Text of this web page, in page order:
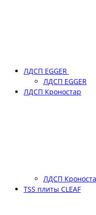
ЛДСП EGGER
ЛДСП EGGER
ЛДСП Кроностар
ЛДСП
TSS плиты CLEAF